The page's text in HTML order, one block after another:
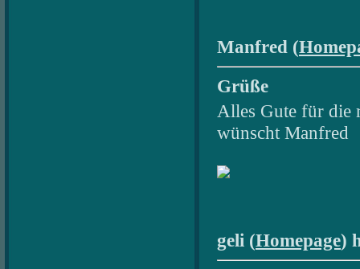
Manfred (
Grüße
Alles Gute für die
wünscht Manfred
geli (Homepage)